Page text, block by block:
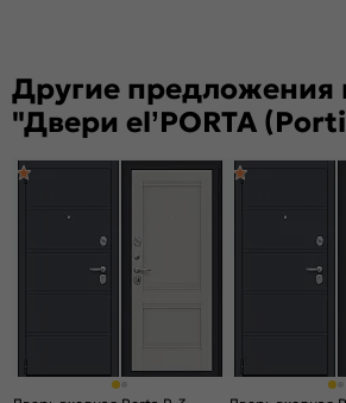
Другие предложения
"Двери el’PORTA